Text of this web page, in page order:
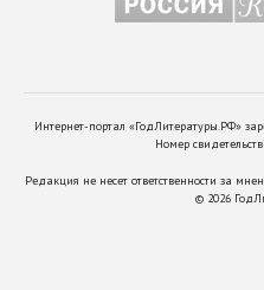
Интернет-портал «ГодЛитературы.РФ»
Номер
Редакция не несет ответственности за
© 2026